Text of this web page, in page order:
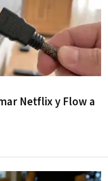
Netflix y Flow a